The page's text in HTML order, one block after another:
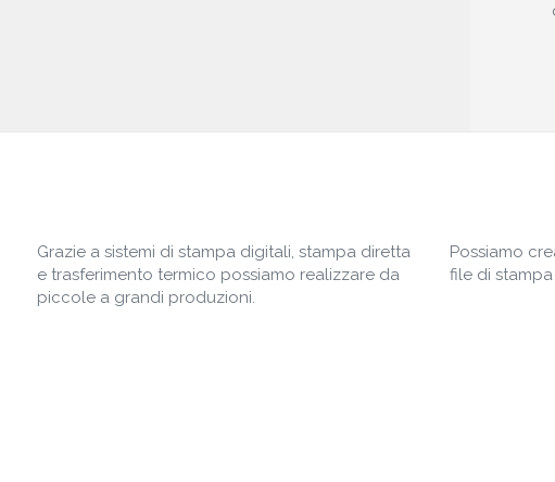
Grazie a sistemi di stampa digitali, stampa diretta
e trasferimento termico possiamo realizzare da
piccole a grandi produzioni.
Possiamo
file di